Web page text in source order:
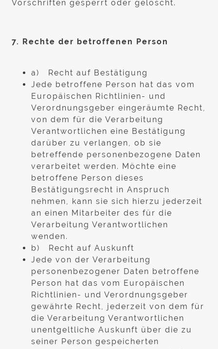
Vorschriften gesperrt oder gelöscht.
7. Rechte der betroffenen Person
a) Recht auf Bestätigung
Jede betroffene Person hat das vom
Europäischen Richtlinien- und
Verordnungsgeber eingeräumte Recht,
von dem für die Verarbeitung
Verantwortlichen eine Bestätigung
darüber zu verlangen, ob sie
betreffende personenbezogene Daten
verarbeitet werden. Möchte eine
betroffene Person dieses
Bestätigungsrecht in Anspruch
nehmen, kann sie sich hierzu jederzeit
an einen Mitarbeiter des für die
Verarbeitung Verantwortlichen
wenden.
b) Recht auf Auskunft
Jede von der Verarbeitung
personenbezogener Daten betroffene
Person hat das vom Europäischen
Richtlinien- und Verordnungsgeber
gewährte Recht, jederzeit von dem für
die Verarbeitung Verantwortlichen
unentgeltliche Auskunft über die zu
seiner Person gespeicherten